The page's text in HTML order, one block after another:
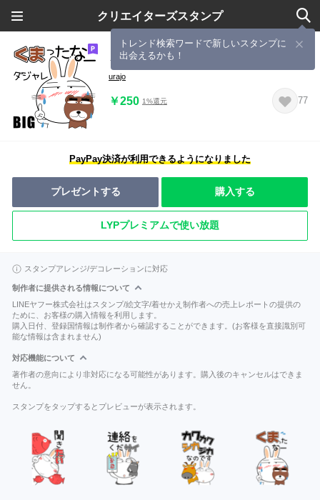
クリエイターズスタンプ
トレンド検索ワードで新しいスタンプに
出会えるかも！
うさぎサン★ビッグなダジャレ
urajo
￥250 1%還元 77
PayPay決済が利用できるようになりました
プレゼントする 購入する
LYPプレミアムで使い放題
スタンプアレンジ/デコレーションに対応
制作者に提供される情報について
LINEヤフー株式会社はスタンプ/絵文字/着せかえ制作者への売上レポートの提供の
ために、お客様の購入情報を利用します。
購入日付、登録国情報は制作者から確認することができます。(お客様を直接識別可
能な情報は含まれません)
対応機能について
著作者の意向により非対応になる可能性があります。購入後のキャンセルはできま
せん。
スタンプをタップするとプレビューが表示されます。